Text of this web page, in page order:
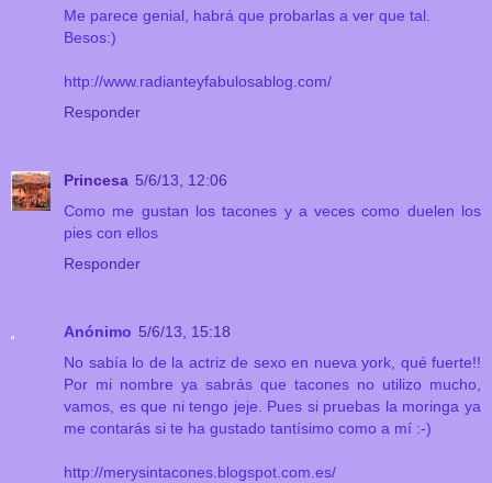
Me parece genial, habrá que probarlas a ver que tal.
Besos:)
http://www.radianteyfabulosablog.com/
Responder
Princesa 5/6/13, 12:06
Como me gustan los tacones y a veces como duelen los
pies con ellos
Responder
Anónimo 5/6/13, 15:18
No sabía lo de la actriz de sexo en nueva york, qué fuerte!!
Por mi nombre ya sabrás que tacones no utilizo mucho,
vamos, es que ni tengo jeje. Pues si pruebas la moringa ya
me contarás si te ha gustado tantísimo como a mí :-)
http://merysintacones.blogspot.com.es/